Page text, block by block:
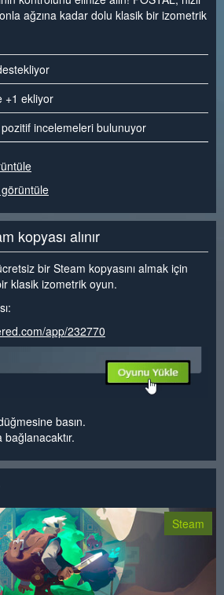
ağzına kadar dolu klasik bir izometrik
+1 ekliyor
incelemeleri bulunuyor
kopyası alınır
bir Steam kopyasını almak için
klasik izometrik oyun.
app/232770
basın.
bağlanacaktır.
Steam